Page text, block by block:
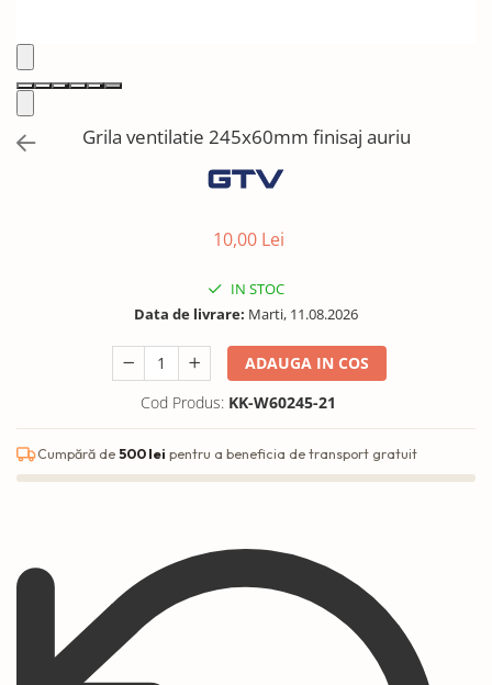
Plinte, antistropi & accesorii
Grila ventilatie 245x60mm finisaj auriu
10,00 Lei
IN STOC
Data de livrare: Marti, 11.08.2026
ADAUGA IN COS
Cod Produs: KK-W60245-21
Cumpără de500 lei pentru a beneficia de transport gratuit